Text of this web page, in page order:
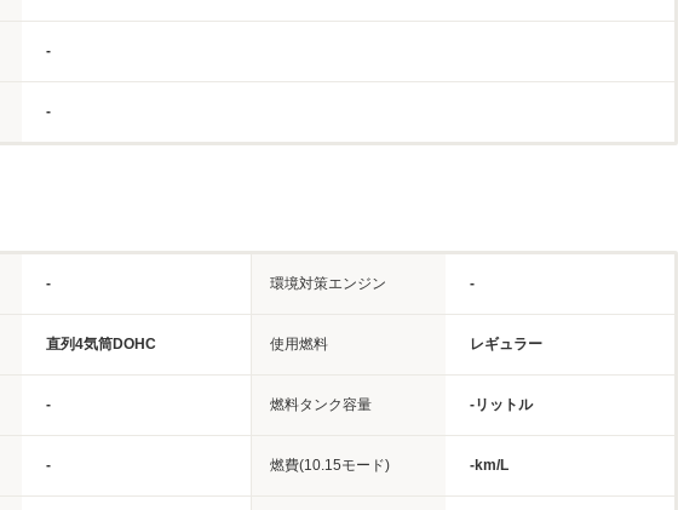
-
-
- 環境対策エンジン -
直列4気筒DOHC 使用燃料 レギュラー
- 燃料タンク容量 -リットル
- 燃費(10.15モード) -km/L